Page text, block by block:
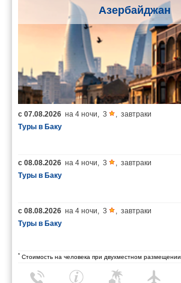
Азербайджан
с 07.08.2026 на 4 ночи 3
завтраки
Туры в Баку
с 08.08.2026 на 4 ночи 3
завтраки
Туры в Баку
с 08.08.2026 на 4 ночи 3
завтраки
Туры в Баку
* Стоимость на человека при двухместном размещении